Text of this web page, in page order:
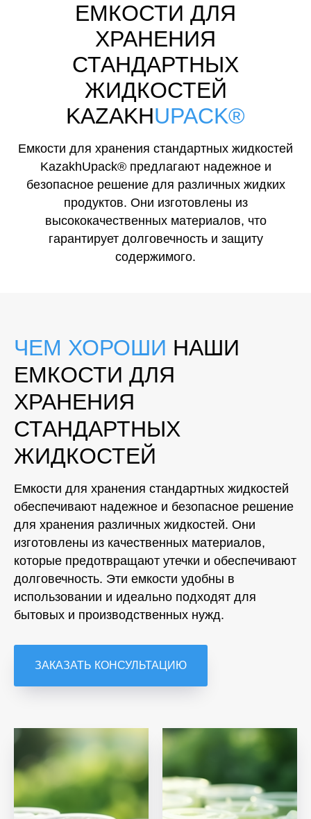
ЕМКОСТИ ДЛЯ
ХРАНЕНИЯ
СТАНДАРТНЫХ
ЖИДКОСТЕЙ
KAZAKHUPACK®
Емкости для хранения стандартных жидкостей
KazakhUpack® предлагают надежное и
безопасное решение для различных жидких
продуктов. Они изготовлены из
высококачественных материалов, что
гарантирует долговечность и защиту
содержимого.
ЧЕМ ХОРОШИ НАШИ
ЕМКОСТИ ДЛЯ
ХРАНЕНИЯ
СТАНДАРТНЫХ
ЖИДКОСТЕЙ
Емкости для хранения стандартных жидкостей
обеспечивают надежное и безопасное решение
для хранения различных жидкостей. Они
изготовлены из качественных материалов,
которые предотвращают утечки и обеспечивают
долговечность. Эти емкости удобны в
использовании и идеально подходят для
бытовых и производственных нужд.
ЗАКАЗАТЬ КОНСУЛЬТАЦИЮ